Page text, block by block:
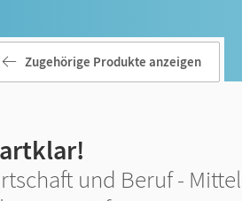
Zugehörige Produkte anzeigen
und Beruf -